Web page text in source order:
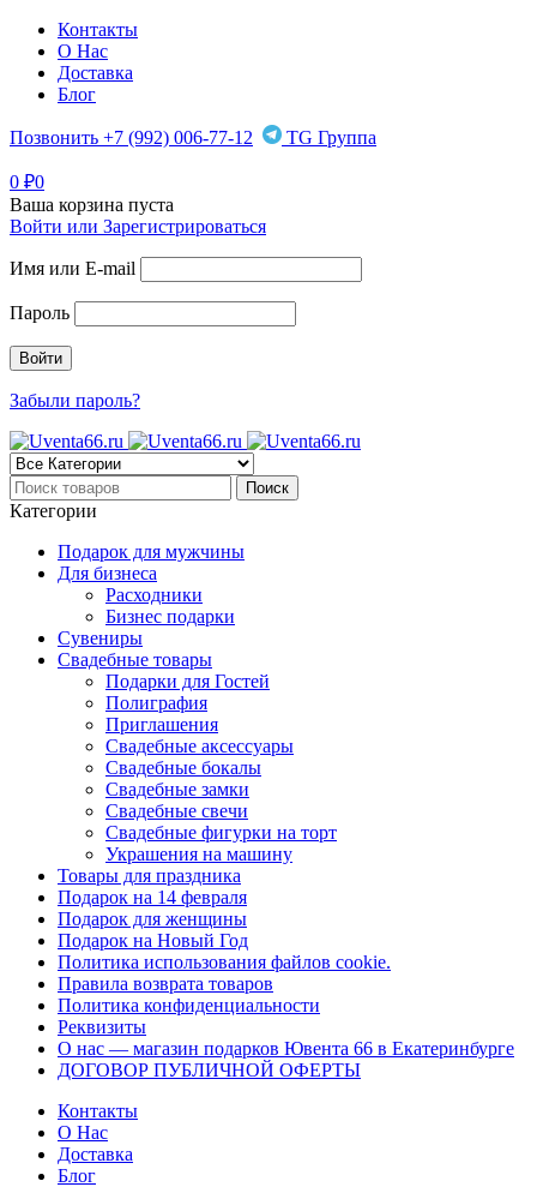
Контакты
О Нас
Доставка
Блог
Позвонить +7 (992) 006-77-12 TG Группа
0 ₽0
Ваша корзина пуста
Войти или Зарегистрироваться
Имя или E-mail
Пароль
Забыли пароль?
Категории
Подарок для мужчины
Для бизнеса
Расходники
Бизнес подарки
Сувениры
Свадебные товары
Подарки для Гостей
Полиграфия
Приглашения
Свадебные аксессуары
Свадебные бокалы
Свадебные замки
Свадебные свечи
Свадебные фигурки на торт
Украшения на машину
Товары для праздника
Подарок на 14 февраля
Подарок для женщины
Подарок на Новый Год
Политика использования файлов cookie.
Правила возврата товаров
Политика конфиденциальности
Реквизиты
О нас — магазин подарков Ювента 66 в Екатеринбурге
ДОГОВОР ПУБЛИЧНОЙ ОФЕРТЫ
Контакты
О Нас
Доставка
Блог